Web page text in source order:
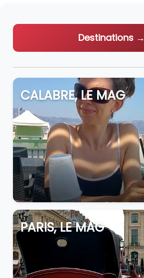
Destinations →
CALABRE, LE MAG
PARIS, LE MAG